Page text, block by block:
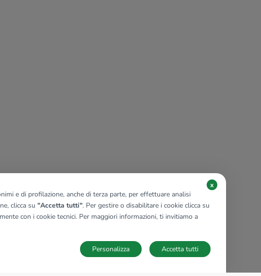
e di profilazione, anche di terza parte, per effettuare analisi
clicca su "Accetta tutti". Per gestire o disabilitare i cookie clicca su
con i cookie tecnici. Per maggiori informazioni, ti invitiamo a
x
Accetta tutti
Personalizza